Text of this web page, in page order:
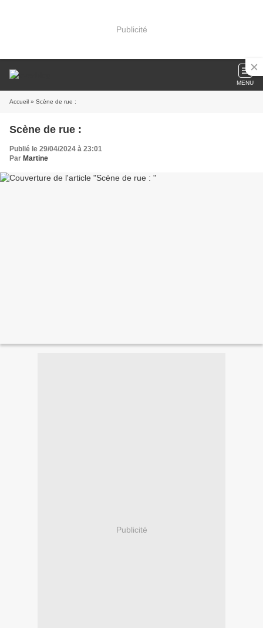
Publicité
MENU
Accueil » Scène de rue :
Scène de rue :
Publié le 29/04/2024 à 23:01
Par Martine
Publicité